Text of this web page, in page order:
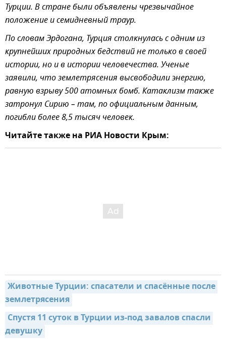
Турции. В стране были объявлены чрезвычайное
положение и семидневный траур.
По словам Эрдогана, Турция столкнулась с одним из
крупнейших природных бедствий не только в своей
истории, но и в истории человечества. Ученые
заявили, что землетрясения высвободили энергию,
равную взрыву 500 атомных бомб. Катаклизм также
затронул Сирию – там, по официальным данным,
погибли более 8,5 тысяч человек.
Читайте также на РИА Новости Крым:
Животные Турции: спасатели и спасённые после
землетрясения
Спустя 11 суток в Турции из-под завалов спасли
девушку